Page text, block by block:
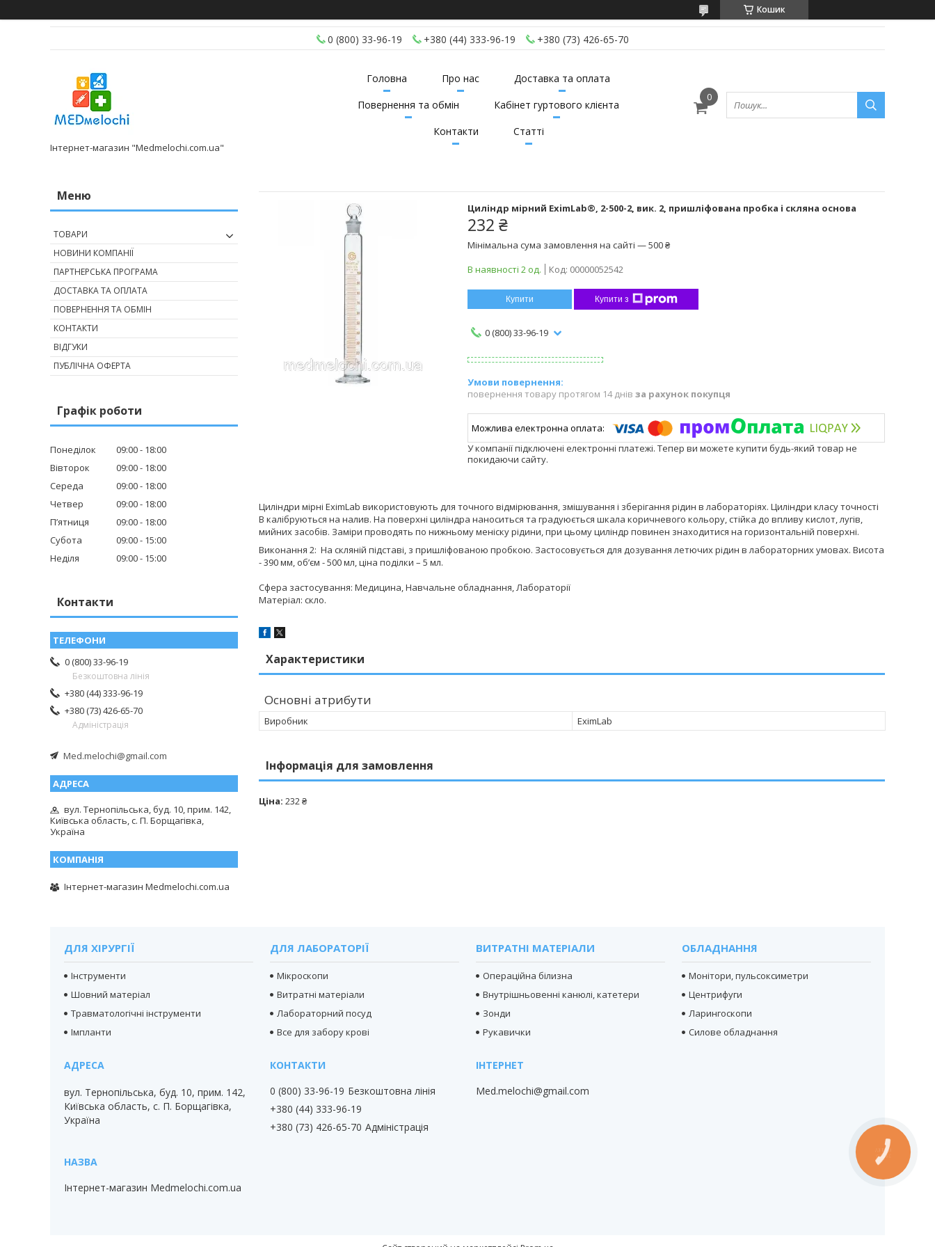
Кошик
0 (800) 33-96-19 +380 (44) 333-96-19 +380 (73) 426-65-70
Інтернет-магазин "Medmelochi.com.ua"
Головна Про нас
Доставка та оплата
Повернення та обмін
Кабінет гуртового клієнта
Контакти
Статті
Циліндр мірний EximLab®, 2-500-2, вик. 2, пришліфована пробка і скляна основа
232 ₴
Мінімальна сума замовлення на сайті — 500 ₴
В наявності 2 од.
Код: 00000052542
Купити Купити з
0 (800) 33-96-19
повернення товару протягом 14 днів за рахунок покупця
У компанії підключені електронні платежі. Тепер ви можете купити будь-який товар не
покидаючи сайту.
Циліндри мірні EximLab використовують для точного відмірювання, змішування і зберігання рідин в лабораторіях. Циліндри класу точності
B калібруються на налив. На поверхні циліндра наноситься та градуюється шкала коричневого кольору, стійка до впливу кислот, лугів,
мийних засобів. Заміри проводять по нижньому меніску рідини, при цьому циліндр повинен знаходитися на горизонтальній поверхні.
Виконання 2: На скляній підставі, з пришліфованою пробкою. Застосовується для дозування летючих рідин в лабораторних умовах. Висота
- 390 мм, об’єм - 500 мл, ціна поділки – 5 мл.
Сфера застосування: Медицина, Навчальне обладнання, Лабораторії
Матеріал: скло.
Характеристики
Основні атрибути
Виробник EximLab
Інформація для замовлення
Ціна: 232 ₴
ТОВАРИ
НОВИНИ КОМПАНІЇ
ПАРТНЕРСЬКА ПРОГРАМА
ДОСТАВКА ТА ОПЛАТА
ПОВЕРНЕННЯ ТА ОБМІН
КОНТАКТИ
ВІДГУКИ
ПУБЛІЧНА ОФЕРТА
Графік роботи
Понеділок 09:00
18:00
Вівторок
09:00
18:00
Середа
09:00
18:00
Четвер
09:00
18:00
Пʼятниця
09:00
18:00
Субота
09:00
15:00
Неділя
09:00 15:00
Контакти
0 (800) 33-96-19
Безкоштовна лінія
+380 (44) 333-96-19
+380 (73) 426-65-70
Адміністрація
Med.melochi@gmail.com
вул. Тернопільська, буд. 10, прим. 142,
Київська область, с. П. Борщагівка,
Україна
Інтернет-магазин Medmelochi.com.ua
ДЛЯ ХІРУРГІЇ
Інструменти
Шовний матеріал
Травматологічні інструменти
Імпланти
ДЛЯ ЛАБОРАТОРІЇ
Мікроскопи
Витратні матеріали
Лабораторний посуд
Все для забору крові
ВИТРАТНІ МАТЕРІАЛИ
Операційна білизна
Внутрішньовенні канюлі, катетери
Зонди
Рукавички
ОБЛАДНАННЯ
Монітори, пульсоксиметри
Центрифуги
Ларингоскопи
Силове обладнання
вул. Тернопільська, буд. 10, прим. 142,
Київська область, с. П. Борщагівка,
Україна
Інтернет-магазин Medmelochi.com.ua
0 (800) 33-96-19 Безкоштовна лінія
+380 (44) 333-96-19
+380 (73) 426-65-70 Адміністрація
Med.melochi@gmail.com
КНОПКА
ЗВ'ЯЗКУ